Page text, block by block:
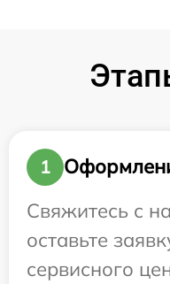
1
Свяжитесь с
оставьте
сервисного